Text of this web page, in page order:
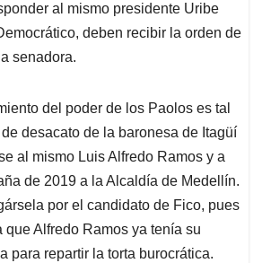
al mismo presidente Uribe
deben recibir la orden de
senadora.
del poder de los Paolos es tal
desacato de la baronesa de Itagüí
al mismo Luis Alfredo Ramos y a
de 2019 a la Alcaldía de Medellín.
por el candidato de Fico, pues
que Alfredo Ramos ya tenía su
para repartir la torta burocrática.